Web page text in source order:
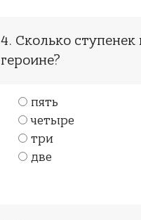
4. Сколько
героине?
пять
четыре
три
две